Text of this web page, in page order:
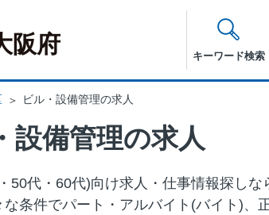
阪府 キーワード検索
ビル・設備管理の求人
設備管理の求人
50代・60代)向け求⼈・仕事情報探し
条件でパート・アルバイト(バイト)、